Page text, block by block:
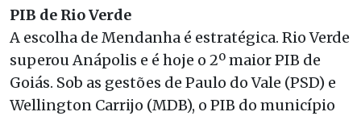
PIB de Rio Verde
A escolha de Mendanha é estratégica. Rio Verde
superou Anápolis e é hoje o 2º maior PIB de
Goiás. Sob as gestões de Paulo do Vale (PSD) e
Wellington Carrijo (MDB), o PIB do município